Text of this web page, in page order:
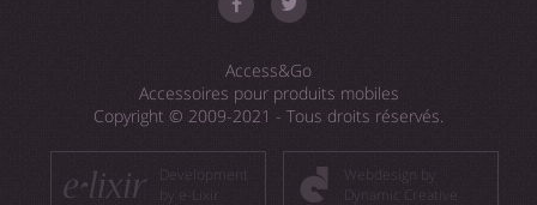
Access&Go
Accessoires pour produits mobiles
Copyright © 2009-2021 - Tous droits réservés.
Development
Webdesign by
Dynamic Creative